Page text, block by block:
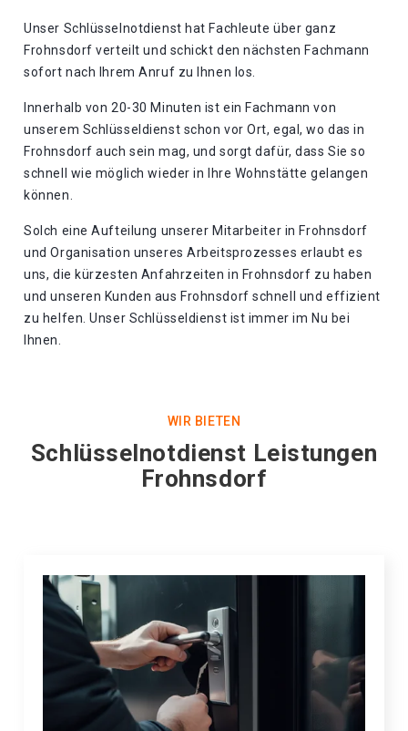
Unser Schlüsselnotdienst hat Fachleute über ganz
Frohnsdorf verteilt und schickt den nächsten Fachmann
sofort nach Ihrem Anruf zu Ihnen los.
Innerhalb von 20-30 Minuten ist ein Fachmann von
unserem Schlüsseldienst schon vor Ort, egal, wo das in
Frohnsdorf auch sein mag, und sorgt dafür, dass Sie so
schnell wie möglich wieder in Ihre Wohnstätte gelangen
können.
Solch eine Aufteilung unserer Mitarbeiter in Frohnsdorf
und Organisation unseres Arbeitsprozesses erlaubt es
uns, die kürzesten Anfahrzeiten in Frohnsdorf zu haben
und unseren Kunden aus Frohnsdorf schnell und effizient
zu helfen. Unser Schlüsseldienst ist immer im Nu bei
Ihnen.
WIR BIETEN
Schlüsselnotdienst Leistungen
Frohnsdorf